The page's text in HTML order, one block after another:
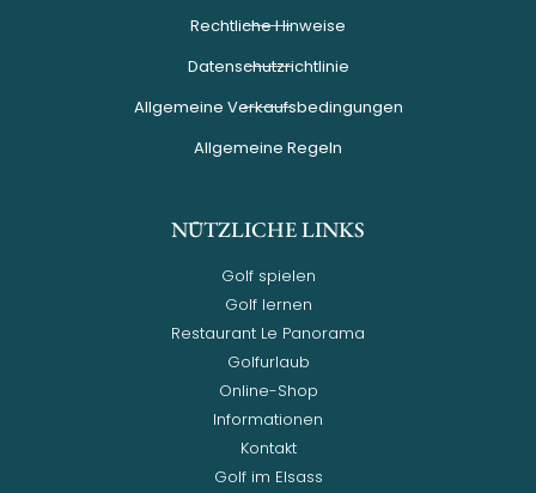
Rechtliche Hinweise
Datenschutzrichtlinie
Allgemeine Verkaufsbedingungen
Allgemeine Regeln
NÜTZLICHE LINKS
Golf spielen
Golf lernen
Restaurant Le Panorama
Golfurlaub
Online-Shop
Informationen
Kontakt
Golf im Elsass